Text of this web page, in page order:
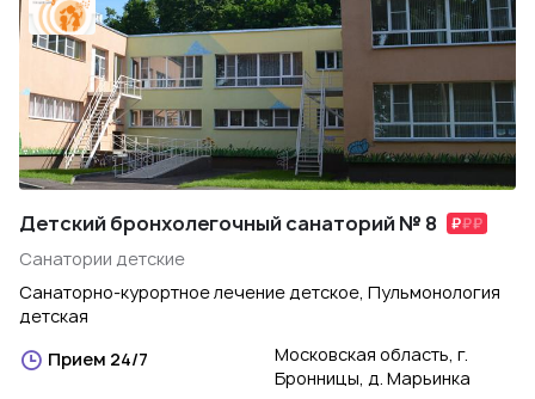
Детский бронхолегочный санаторий № 8
Санатории детские
Санаторно-курортное лечение детское, Пульмонология
детская
Прием 24/7
Московская область, г.
Бронницы, д. Марьинка